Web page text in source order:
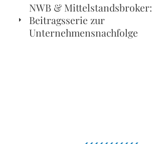
NWB & Mittelstandsbroker:
Beitragsserie zur
Unternehmensnachfolge